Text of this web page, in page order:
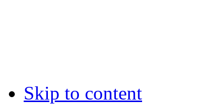
Skip to content